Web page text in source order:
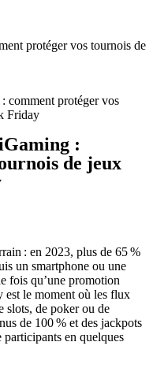
protéger vos tournois de
comment protéger vos
Friday
:
de jeux
: en 2023, plus de 65 %
un smartphone ou une
fois qu’une promotion
est le moment où les flux
slots, de poker ou de
de 100 % et des jackpots
en quelques